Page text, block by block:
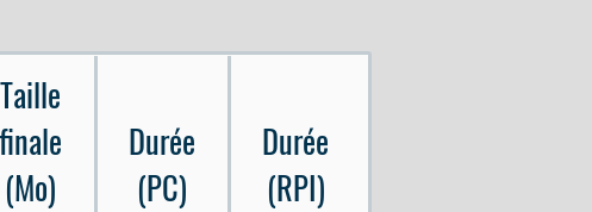
Taille
finale
(Mo)
Durée
(PC)
Durée
(RPI)